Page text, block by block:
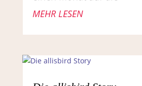
MEHR LESEN